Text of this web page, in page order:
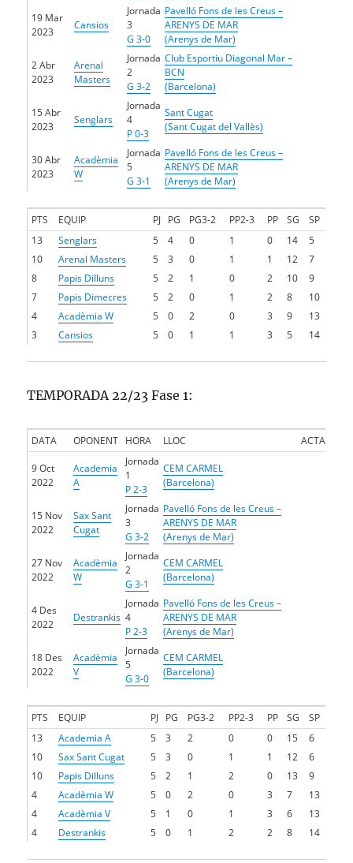
19 Mar
2023
Cansios
Jornada
3
G 3-0
Pavelló Fons de les Creus –
ARENYS DE MAR
(Arenys de Mar)
2 Abr
2023
Arenal
Masters
Jornada
2
G 3-2
Club Esportiu Diagonal Mar –
BCN
(Barcelona)
15 Abr
2023
Senglars
Jornada
4
P 0-3
Sant Cugat
(Sant Cugat del Vallès)
30 Abr
2023
Acadèmia
W
Jornada
5
G 3-1
Pavelló Fons de les Creus –
ARENYS DE MAR
(Arenys de Mar)
PTS EQUIP PJ PG PG3-2 PP2-3 PP SG
SP
13
Senglars 5 4 0 1 0 14
5
10
Arenal Masters 5 3 0 1 1 12
7
8
Papis Dilluns 5 2 1 0 2 10
9
7
Papis Dimecres 5 2 0 1 2 8
10
4
Acadèmia W 5 0 2 0 3 9
13
3
Cansios 5 0 1 1 3 5 14
TEMPORADA 22/23 Fase 1:
DATA OPONENT HORA LLOC ACTA
9 Oct
2022
Academia
A
Jornada
1
P 2-3
CEM CARMEL
(Barcelona)
15 Nov
2022
Sax Sant
Cugat
Jornada
3
G 3-2
Pavelló Fons de les Creus –
ARENYS DE MAR
(Arenys de Mar)
27 Nov
2022
Acadèmia
W
Jornada
2
G 3-1
CEM CARMEL
(Barcelona)
4 Des
2022
Destrankis
Jornada
4
P 2-3
Pavelló Fons de les Creus –
ARENYS DE MAR
(Arenys de Mar)
18 Des
2022
Acadèmia
V
Jornada
5
G 3-0
CEM CARMEL
(Barcelona)
PTS EQUIP PJ PG PG3-2 PP2-3 PP SG
SP
13
Academia A 5 3 2 0 0 15
6
10
Sax Sant Cugat 5 3 0 1 1 12
6
10
Papis Dilluns 5 2 1 2 0 13
9
4
Acadèmia W 5 0 2 0 3 7
13
4
Acadèmia V 5 1 0 1 3 6
13
4
Destrankis 5 0 1 2 2 8 14